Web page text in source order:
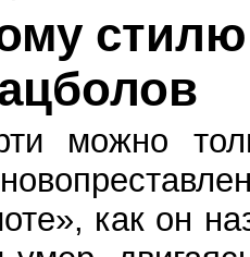
можно
как он